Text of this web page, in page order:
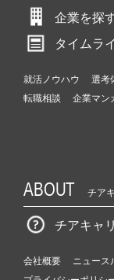
企業を探
タイムラ
就活ノウハウ 選考
転職相談
企業マン
ABOUT チア
チアキャ
会社概要 ニュース